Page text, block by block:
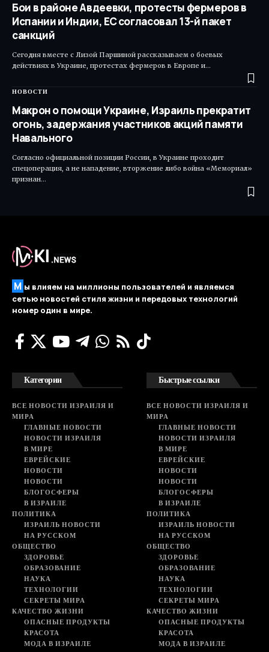
Бои в районе Авдеевки, протесты фермеров в
Испании и Индии, ЕС согласовал 13-й пакет
санкций
Сегодня вместе с Лизой Паршиной рассказываем о боевых
действиях в Украине, протестах фермеров в Европе и…
НОВОСТИ
Макрон о помощи Украине, Израиль прекратит
огонь, задержания участников акций памяти
Навального
Согласно официальной позиции России, в Украине проходит
спецоперация, а не нападение, вторжение либо война «Мемориал»
признан…
М ы влияем на миллионы пользователей и являемся
сетью новостей стиля жизни и передовых технологий
номер один в мире.
Категории
ВСЕ НОВОСТИ ИЗРАИЛЯ И
МИРА
ГЛАВНЫЕ НОВОСТИ
НОВОСТИ ИЗРАИЛЯ
В МИРЕ
ЕВРЕЙСКИЕ
НОВОСТИ
НОВОСТИ
БЛОГОСФЕРЫ
В ИЗРАИЛЕ
ПОЛИТИКА
ИЗРАИЛЬ НОВОСТИ
НА РУССКОМ
ОБЩЕСТВО
ЗДОРОВЬЕ
ОБРАЗОВАНИЕ
НАУКА
ТЕХНОЛОГИИ
СЕКРЕТЫ МИРА
КАЧЕСТВО ЖИЗНИ
ОПАСНЫЕ ПРОДУКТЫ
КРАСОТА
МОДА В ИЗРАИЛЕ
Быстрые ссылки
ВСЕ НОВОСТИ ИЗРАИЛЯ И
МИРА
ГЛАВНЫЕ НОВОСТИ
НОВОСТИ ИЗРАИЛЯ
В МИРЕ
ЕВРЕЙСКИЕ
НОВОСТИ
НОВОСТИ
БЛОГОСФЕРЫ
В ИЗРАИЛЕ
ПОЛИТИКА
ИЗРАИЛЬ НОВОСТИ
НА РУССКОМ
ОБЩЕСТВО
ЗДОРОВЬЕ
ОБРАЗОВАНИЕ
НАУКА
ТЕХНОЛОГИИ
СЕКРЕТЫ МИРА
КАЧЕСТВО ЖИЗНИ
ОПАСНЫЕ ПРОДУКТЫ
КРАСОТА
МОДА В ИЗРАИЛЕ